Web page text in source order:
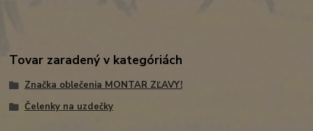
Tovar zaradený v kategóriách
Značka oblečenia MONTAR ZĽAVY!
Čelenky na uzdečky